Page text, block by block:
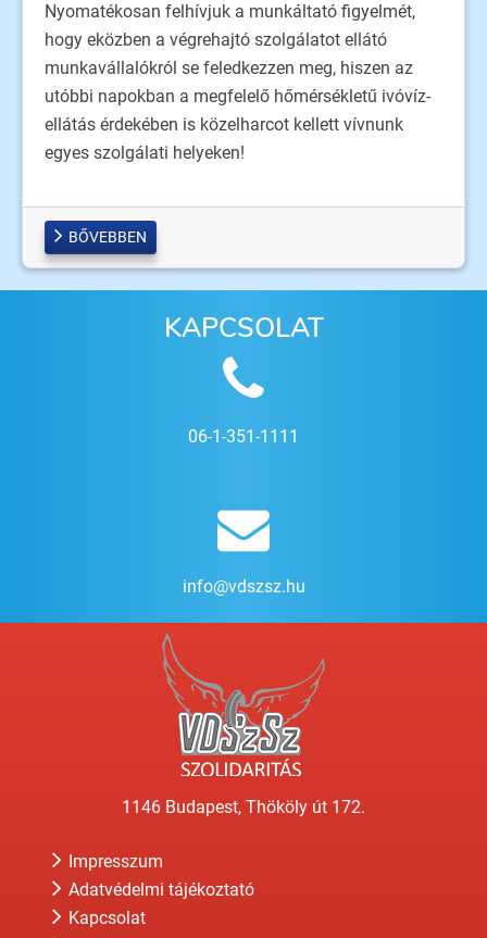
Nyomatékosan felhívjuk a munkáltató figyelmét,
hogy eközben a végrehajtó szolgálatot ellátó
munkavállalókról se feledkezzen meg, hiszen az
utóbbi napokban a megfelelő hőmérsékletű ivóvíz-
ellátás érdekében is közelharcot kellett vívnunk
egyes szolgálati helyeken!
BŐVEBBEN
KAPCSOLAT
06-1-351-1111
info@vdszsz.hu
1146 Budapest, Thököly út 172.
Impresszum
Adatvédelmi tájékoztató
Kapcsolat